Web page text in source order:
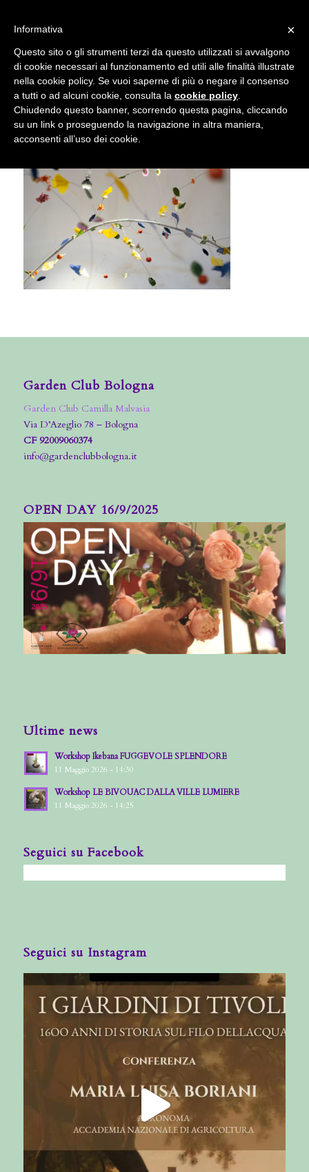
MC180708
Garden Club Bologna
Garden Club Camilla Malvasia
Via D’Azeglio 78 – Bologna
CF 92009060374
info@gardenclubbologna.it
OPEN DAY 16/9/2025
Ultime news
Workshop Ikebana FUGGEVOLE SPLENDORE
11 Maggio 2026 - 14:30
Workshop LE BIVOUAC DALLA VILLE LUMIERE
11 Maggio 2026 - 14:25
Seguici su Facebook
Seguici su Instagram
accetta l'uso dei cookies previsto nella pagina dedicata.
Fai clic per abilitare/disabilitare il tracciamento di
Google Analytics.
OK Privacy e cookie policy
×
Informativa
Questo sito o gli strumenti terzi da questo utilizzati si avvalgono
di cookie necessari al funzionamento ed utili alle finalità illustrate
nella cookie policy. Se vuoi saperne di più o negare il consenso
a tutti o ad alcuni cookie, consulta la cookie policy
Chiudendo questo banner, scorrendo questa pagina, cliccando
su un link o proseguendo la navigazione in altra maniera,
acconsenti all’uso dei cookie.